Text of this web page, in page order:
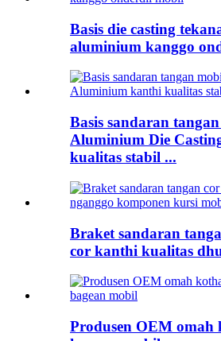
Basis die casting
aluminium kanggo
Basis sandaran
Aluminium Die
kualitas stabil ...
Braket sandaran
cor kanthi kualitas
Produsen OEM omah